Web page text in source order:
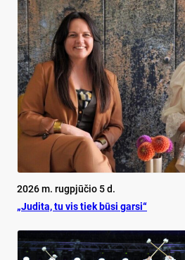
2026 m. rugpjūčio 5 d.
„Judita, tu vis tiek būsi garsi“